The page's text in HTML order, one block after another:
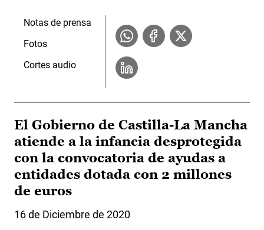
Notas de prensa
Fotos
Cortes audio
El Gobierno de Castilla-La Mancha
atiende a la infancia desprotegida
con la convocatoria de ayudas a
entidades dotada con 2 millones
de euros
16 de Diciembre de 2020